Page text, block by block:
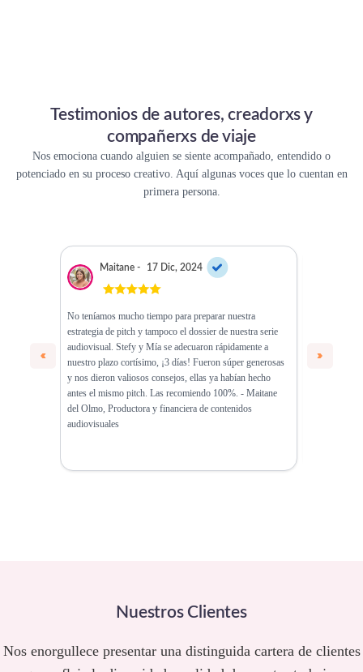
Testimonios de autores, creadorxs y
compañerxs de viaje
Nos emociona cuando alguien se siente acompañado, entendido o
potenciado en su proceso creativo. Aquí algunas voces que lo cuentan en
primera persona.
Maitane - 17 Dic, 2024
No teníamos mucho tiempo para preparar nuestra
estrategia de pitch y tampoco el dossier de nuestra serie
audiovisual. Stefy y Mía se adecuaron rápidamente a
nuestro plazo cortísimo, ¡3 días! Fueron súper generosas
y nos dieron valiosos consejos, ellas ya habían hecho
antes el mismo pitch. Las recomiendo 100%. - Maitane
del Olmo, Productora y financiera de contenidos
audiovisuales
Nuestros Clientes
Nos enorgullece presentar una distinguida cartera de clientes